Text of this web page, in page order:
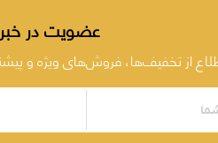
عضویت در
از تخفیف‌ها، فروش‌های ویژه و